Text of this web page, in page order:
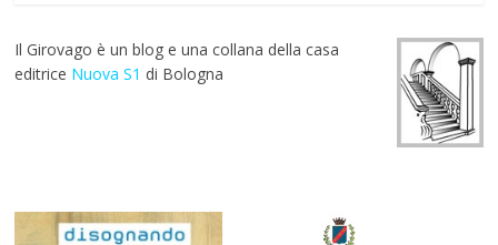
o
o
A
p
a
m
st
Il Girovago è un blog e una collana della casa
editrice Nuova S1 di Bologna